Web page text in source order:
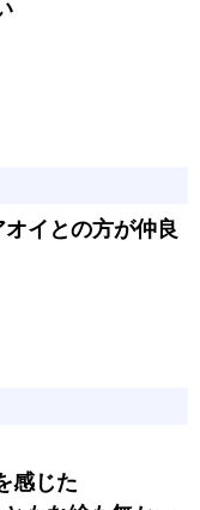
イとの方が仲良
感じた